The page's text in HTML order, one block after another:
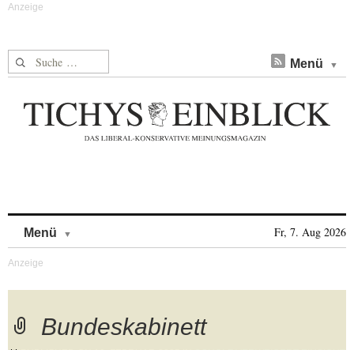
Suche nach: Menü
Menü Fr, 7. Aug 2026
Bundeskabinett